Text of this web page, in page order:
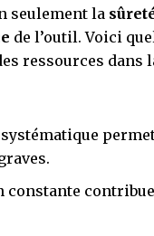
seulement la
de l’outil. Voici
ressources dans
constante